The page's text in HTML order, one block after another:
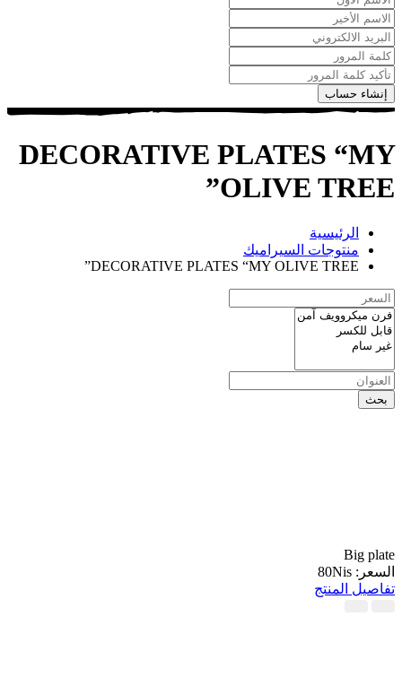
إنشاء حساب
DECORATIVE PLATES “MY
OLIVE TREE”
الرئيسية
منتوجات السيراميك
DECORATIVE PLATES “MY OLIVE TREE”
بحث
Big plate
السعر: 80Nis
تفاصيل المنتج